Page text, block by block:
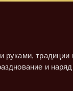
руками, традиции
и